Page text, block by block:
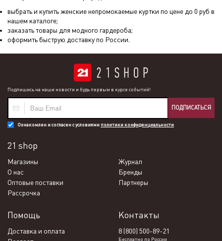
выбрать и купить женские непромокаемые куртки по цене до 0 руб в
нашем каталоге;
заказать товары для модного гардероба;
оформить быструю доставку по России.
Подпишись на наши новости и будь первым в курсе событий!
ПОДПИСАТЬСЯ
Ознакомлен и согласен с условиями политики конфиденциальности
21 shop
Магазины
Журнал
О нас
Бренды
Оптовые поставки
Партнеры
Рассрочка
Помощь
Доставка и оплата
Контакты
8 (800) 500-89-21
Бесплатно по России